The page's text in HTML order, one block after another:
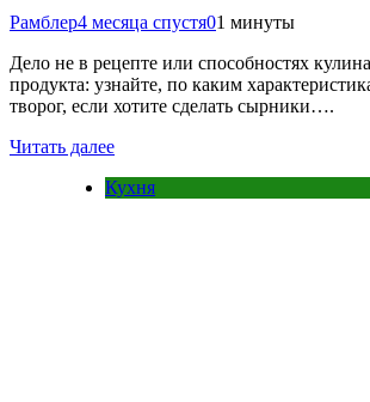
Рамблер4 месяца спустя01 минуты
Дело не в рецепте или способностях
продукта: узнайте, по каким
творог, если хотите сделать сырники….
Читать далее
Кухня